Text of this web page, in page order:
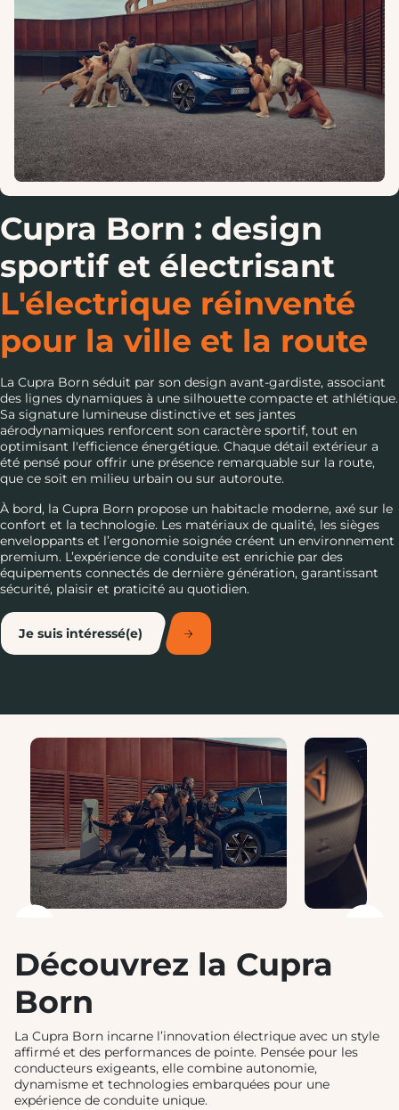
Cupra Born : design
sportif et électrisant
L'électrique réinventé
pour la ville et la route
La Cupra Born séduit par son design avant-gardiste, associant
des lignes dynamiques à une silhouette compacte et athlétique.
Sa signature lumineuse distinctive et ses jantes
aérodynamiques renforcent son caractère sportif, tout en
optimisant l'efficience énergétique. Chaque détail extérieur a
été pensé pour offrir une présence remarquable sur la route,
que ce soit en milieu urbain ou sur autoroute.
À bord, la Cupra Born propose un habitacle moderne, axé sur le
confort et la technologie. Les matériaux de qualité, les sièges
enveloppants et l’ergonomie soignée créent un environnement
premium. L’expérience de conduite est enrichie par des
équipements connectés de dernière génération, garantissant
sécurité, plaisir et praticité au quotidien.
Je suis intéressé(e)
Découvrez la Cupra
Born
La Cupra Born incarne l’innovation électrique avec un style
affirmé et des performances de pointe. Pensée pour les
conducteurs exigeants, elle combine autonomie,
dynamisme et technologies embarquées pour une
expérience de conduite unique.